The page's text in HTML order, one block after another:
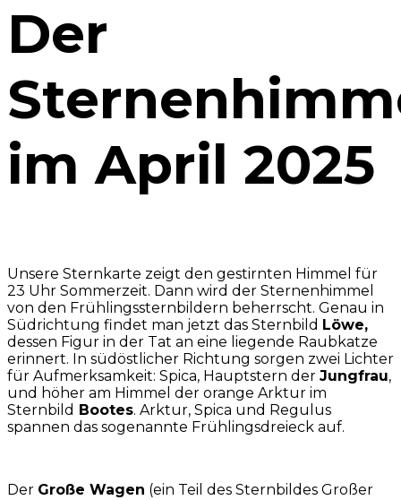
Der
im April 2025
Unsere Sternkarte zeigt den gestirnten Himmel für
23 Uhr Sommerzeit. Dann wird der Sternenhimmel
von den Frühlingssternbildern beherrscht. Genau in
Südrichtung findet man jetzt das Sternbild Löwe,
dessen Figur in der Tat an eine liegende Raubkatze
erinnert. In südöstlicher Richtung sorgen zwei Lichter
für Aufmerksamkeit: Spica, Hauptstern der Jungfrau,
und höher am Himmel der orange Arktur im
Sternbild Bootes. Arktur, Spica und Regulus
spannen das sogenannte Frühlingsdreieck auf.
Der Große Wagen (ein Teil des Sternbildes Großer